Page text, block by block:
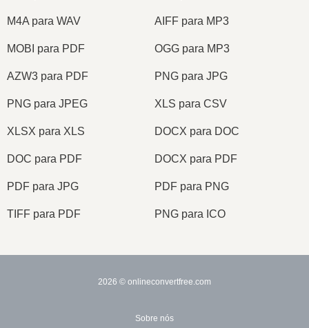
M4A para WAV AIFF para MP3
MOBI para PDF OGG para MP3
AZW3 para PDF PNG para JPG
PNG para JPEG XLS para CSV
XLSX para XLS DOCX para DOC
DOC para PDF DOCX para PDF
PDF para JPG PDF para PNG
TIFF para PDF PNG para ICO
2026 © onlineconvertfree.com
Sobre nós